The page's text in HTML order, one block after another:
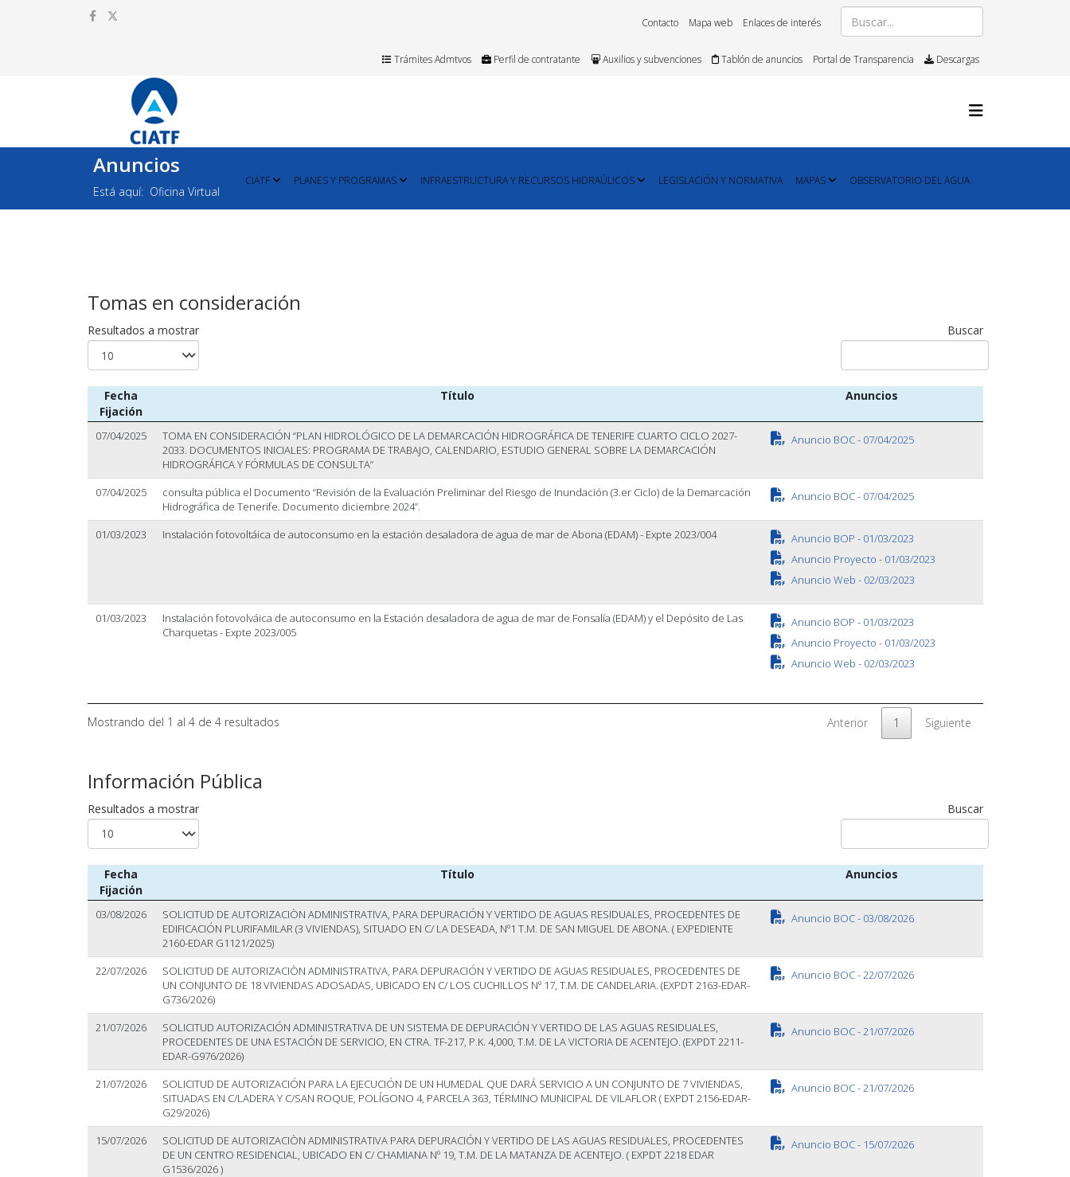
Contacto Mapa web Enlaces de interés
Trámites Admtvos Perfil de contratante Auxilios y subvenciones Tablón de anuncios Portal de Transparencia Descargas
CIATF PLANES Y PROGRAMAS INFRAESTRUCTURA Y RECURSOS HIDRAÚLICOS LEGISLACIÓN Y NORMATIVA MAPAS OBSERVATORIO DEL AGUA
Anuncios
Está aquí: Oficina Virtual
Tomas en consideración
Resultados a mostrar Buscar
Fecha
Fijación
Título Anuncios
07/04/2025
TOMA EN CONSIDERACIÓN “PLAN HIDROLÓGICO DE LA DEMARCACIÓN HIDROGRÁFICA DE TENERIFE CUARTO CICLO 2027-
2033. DOCUMENTOS INICIALES: PROGRAMA DE TRABAJO, CALENDARIO, ESTUDIO GENERAL SOBRE LA DEMARCACIÓN
HIDROGRÁFICA Y FÓRMULAS DE CONSULTA”
Anuncio BOC - 07/04/2025
07/04/2025
consulta pública el Documento “Revisión de la Evaluación Preliminar del Riesgo de Inundación (3.er Ciclo) de la Demarcación
Hidrográfica de Tenerife. Documento diciembre 2024”.
Anuncio BOC - 07/04/2025
01/03/2023 Instalación fotovoltáica de autoconsumo en la estación desaladora de agua de mar de Abona (EDAM) - Expte 2023/004
Anuncio BOP - 01/03/2023
Anuncio Proyecto - 01/03/2023
Anuncio Web - 02/03/2023
01/03/2023
Instalación fotovolváica de autoconsumo en la Estación desaladora de agua de mar de Fonsalía (EDAM) y el Depósito de Las
Charquetas - Expte 2023/005
Anuncio BOP - 01/03/2023
Anuncio Proyecto - 01/03/2023
Anuncio Web - 02/03/2023
Mostrando del 1 al 4 de 4 resultados Anterior 1 Siguiente
Información Pública
Resultados a mostrar Buscar
Fecha
Fijación
Título Anuncios
03/08/2026
SOLICITUD DE AUTORIZACIÒN ADMINISTRATIVA, PARA DEPURACIÓN Y VERTIDO DE AGUAS RESIDUALES, PROCEDENTES DE
EDIFICACIÓN PLURIFAMILAR (3 VIVIENDAS), SITUADO EN C/ LA DESEADA, Nº1 T.M. DE SAN MIGUEL DE ABONA. ( EXPEDIENTE
2160-EDAR G1121/2025)
Anuncio BOC - 03/08/2026
22/07/2026
SOLICITUD DE AUTORIZACIÒN ADMINISTRATIVA, PARA DEPURACIÓN Y VERTIDO DE AGUAS RESIDUALES, PROCEDENTES DE
UN CONJUNTO DE 18 VIVIENDAS ADOSADAS, UBICADO EN C/ LOS CUCHILLOS Nº 17, T.M. DE CANDELARIA. (EXPDT 2163-EDAR-
G736/2026)
Anuncio BOC - 22/07/2026
21/07/2026
SOLICITUD AUTORIZACIÓN ADMINISTRATIVA DE UN SISTEMA DE DEPURACIÓN Y VERTIDO DE LAS AGUAS RESIDUALES,
PROCEDENTES DE UNA ESTACIÓN DE SERVICIO, EN CTRA. TF-217, P.K. 4,000, T.M. DE LA VICTORIA DE ACENTEJO. (EXPDT 2211-
EDAR-G976/2026)
Anuncio BOC - 21/07/2026
21/07/2026
SOLICITUD DE AUTORIZACIÓN PARA LA EJECUCIÓN DE UN HUMEDAL QUE DARÁ SERVICIO A UN CONJUNTO DE 7 VIVIENDAS,
SITUADAS EN C/LADERA Y C/SAN ROQUE, POLÍGONO 4, PARCELA 363, TÉRMINO MUNICIPAL DE VILAFLOR ( EXPDT 2156-EDAR-
G29/2026)
Anuncio BOC - 21/07/2026
15/07/2026
SOLICITUD DE AUTORIZACIÒN ADMINISTRATIVA PARA DEPURACIÓN Y VERTIDO DE LAS AGUAS RESIDUALES, PROCEDENTES
DE UN CENTRO RESIDENCIAL, UBICADO EN C/ CHAMIANA Nº 19, T.M. DE LA MATANZA DE ACENTEJO. ( EXPDT 2218 EDAR
G1536/2026 )
Anuncio BOC - 15/07/2026